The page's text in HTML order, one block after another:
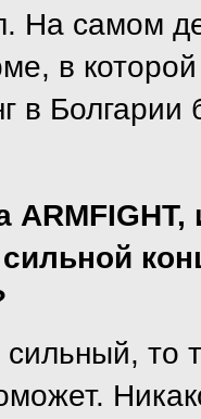
На самом
в
в
то